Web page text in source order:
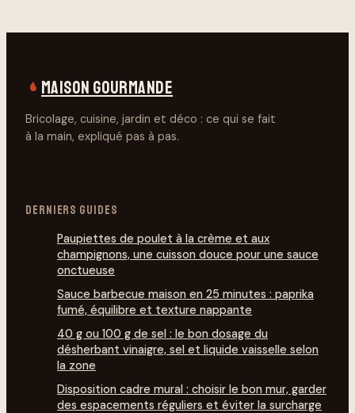
MAISON GOURMANDE
Bricolage, cuisine, jardin et déco : ce qui se fait
à la main, expliqué pas à pas.
DERNIERS GUIDES
Paupiettes de poulet à la crème et aux
champignons, une cuisson douce pour une sauce
onctueuse
Sauce barbecue maison en 25 minutes : paprika
fumé, équilibre et texture nappante
40 g ou 100 g de sel : le bon dosage du
désherbant vinaigre, sel et liquide vaisselle selon
la zone
Disposition cadre mural : choisir le bon mur, garder
des espacements réguliers et éviter la surcharge